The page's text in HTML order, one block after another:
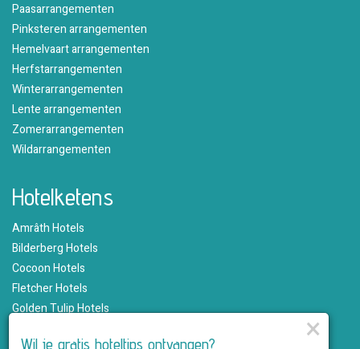
Paasarrangementen
Pinksteren arrangementen
Hemelvaart arrangementen
Herfstarrangementen
Winterarrangementen
Lente arrangementen
Zomerarrangementen
Wildarrangementen
Hotelketens
Amrâth Hotels
Bilderberg Hotels
Cocoon Hotels
Fletcher Hotels
Golden Tulip Hotels
×
Wil je gratis hoteltips ontvangen?